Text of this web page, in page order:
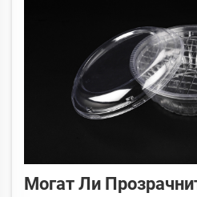
Могат Ли